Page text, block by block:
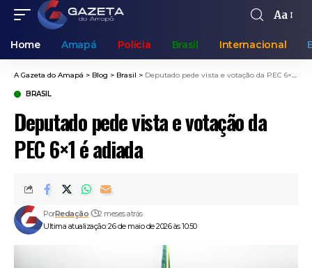
Aa
Home Amapá Polícia Brasil Internacional
A Gazeta do Amapá > Blog > Brasil > Deputado pede vista e votação da PEC 6×1 é adiada
BRASIL
Deputado pede vista e votação da
PEC 6×1 é adiada
Ultima atualização: 26 de maio de 2026 às 10:50
PorRedação 2 meses atrás